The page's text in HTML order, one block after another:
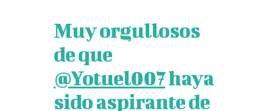
Muy orgullosos
de que
@Yotuel007haya
sido aspirante de